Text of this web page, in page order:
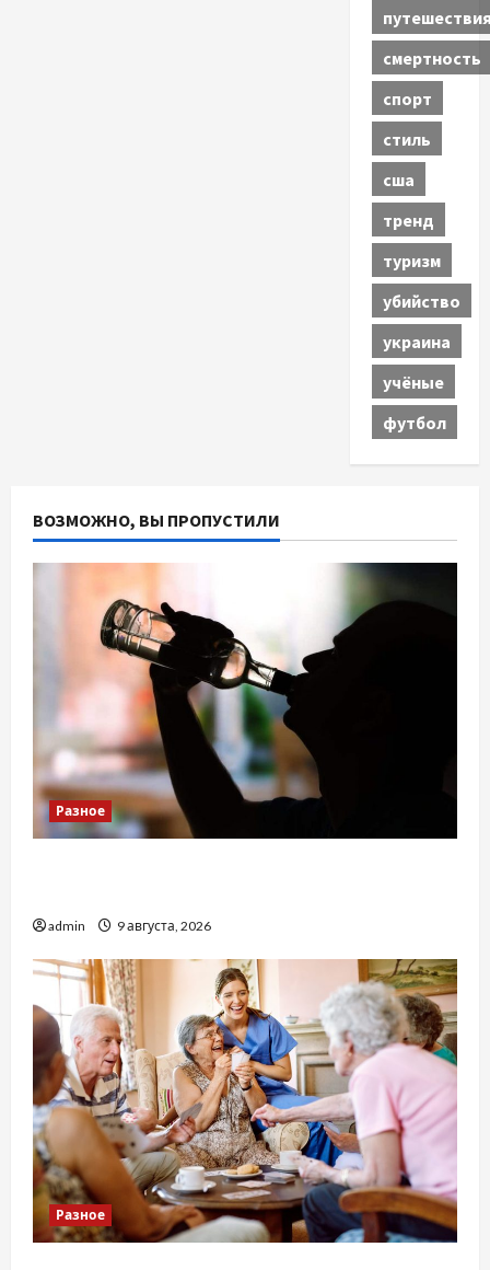
смертность
спорт
стиль
сша
тренд
туризм
убийство
украина
учёные
футбол
ВОЗМОЖНО, ВЫ ПРОПУСТИЛИ
Разное
admin 9 августа, 2026
Разное